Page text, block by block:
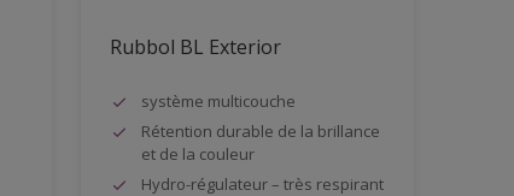
Rubbol BL Exterior
système multicouche
Rétention durable de la brillance
et de la couleur
Hydro-régulateur – très respirant